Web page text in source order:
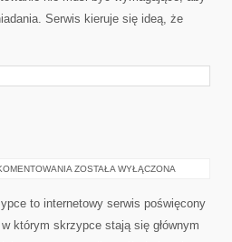
Serwis kieruje się ideą, że
MIEJSCA
WESELE
ZOSTAŁA WYŁĄCZONA
to internetowy serwis poświęcony
którym skrzypce stają się głównym